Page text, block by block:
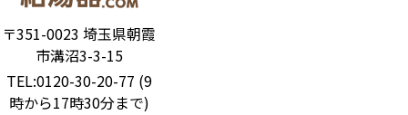
〒351-0023 埼玉県朝霞
市溝沼3-3-15
TEL:0120-30-20-77 (9
時から17時30分まで)